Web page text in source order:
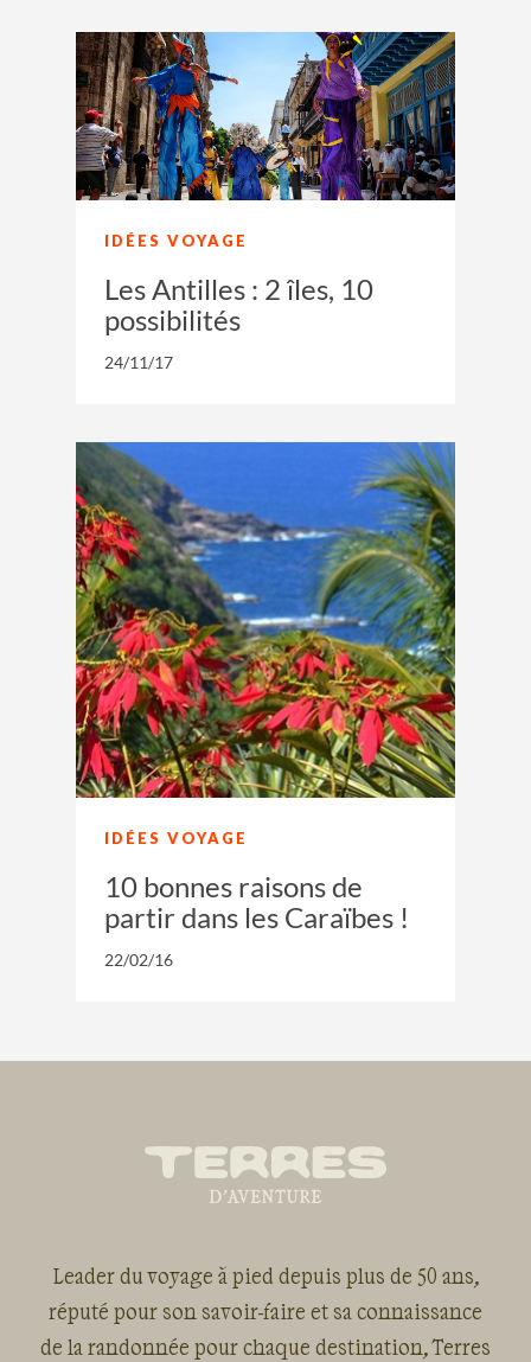
IDÉES VOYAGE
Les Antilles : 2 îles, 10
possibilités
24/11/17
IDÉES VOYAGE
10 bonnes raisons de
partir dans les Caraïbes !
22/02/16
Leader du voyage à pied depuis plus de 50 ans,
réputé pour son savoir-faire et sa connaissance
de la randonnée pour chaque destination, Terres